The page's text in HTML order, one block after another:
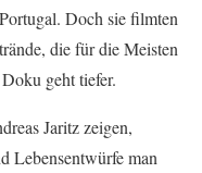
Doch sie filmten
die für die Meisten
geht tiefer.
Jaritz zeigen,
Lebensentwürfe man